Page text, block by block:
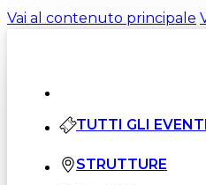
Vai al contenuto principale
TUTTI GLI EVENTI
STRUTTURE